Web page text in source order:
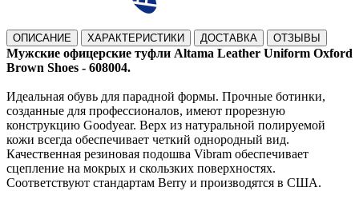
ОПИСАНИЕ ХАРАКТЕРИСТИКИ ДОСТАВКА ОТЗЫВЫ
Мужские офицерские туфли Altama Leather Uniform Oxford
Brown Shoes - 608004.
Идеальная обувь для парадной формы. Прочные ботинки,
созданные для профессионалов, имеют прорезную
конструкцию Goodyear. Верх из натуральной полируемой
кожи всегда обеспечивает четкий однородный вид.
Качественная резиновая подошва Vibram обеспечивает
сцепление на мокрых и скользких поверхностях.
Соответствуют стандартам Berry и производятся в США.